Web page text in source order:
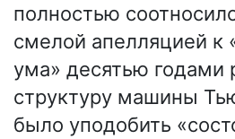
полностью
смелой апелляцией к
ума» десятью годами
структуру машины
было уподобить